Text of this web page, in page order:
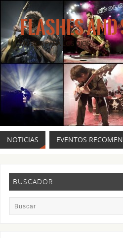
FLASHES
MÚSICA PARA LOS OJOS.
NOTICIAS EVENTOS
BUSCADOR